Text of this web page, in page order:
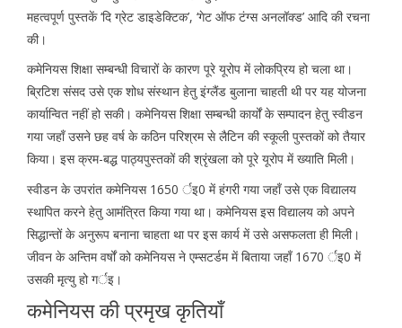
महत्वपूर्ण पुस्तकें ‘दि ग्रेट डाइडेक्टिक’, ‘गेट ऑफ टंग्स अनलॉक्ड’ आदि की रचना
की।
कमेनियस शिक्षा सम्बन्धी विचारों के कारण पूरे यूरोप में लोकप्रिय हो चला था।
ब्रिटिश संसद उसे एक शोध संस्थान हेतु इंग्लैंड बुलाना चाहती थी पर यह योजना
कार्यान्वित नहीं हो सकी। कमेनियस शिक्षा सम्बन्धी कार्यों के सम्पादन हेतु स्वीडन
गया जहाँ उसने छह वर्ष के कठिन परिश्रम से लैटिन की स्कूली पुस्तकों को तैयार
किया। इस क्रम-बद्ध पाठ्यपुस्तकों की श्रृंखला को पूरे यूरोप में ख्याति मिली।
स्वीडन के उपरांत कमेनियस 1650 र्इ0 में हंगरी गया जहाँ उसे एक विद्यालय
स्थापित करने हेतु आमंत्रित किया गया था। कमेनियस इस विद्यालय को अपने
सिद्धान्तों के अनुरूप बनाना चाहता था पर इस कार्य में उसे असफलता ही मिली।
जीवन के अन्तिम वर्षों को कमेनियस ने एम्सटर्डम में बिताया जहाँ 1670 र्इ0 में
उसकी मृत्यु हो गर्इ।
कमेनियस की प्रमृख कृतियाँ